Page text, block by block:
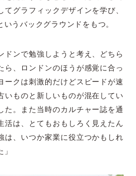
てグラフィックデザインを学び、
いうバックグラウンドをもつ。
ドンで勉強しようと考え、どちら
ら、ロンドンのほうが感覚に合っ
ークは刺激的だけどスピードが速
いものと新しいものが混在してい
た。また当時のカルチャー誌を通
活は、とてもおもしろく見えたん
は、いつか家業に役立つかもしれ